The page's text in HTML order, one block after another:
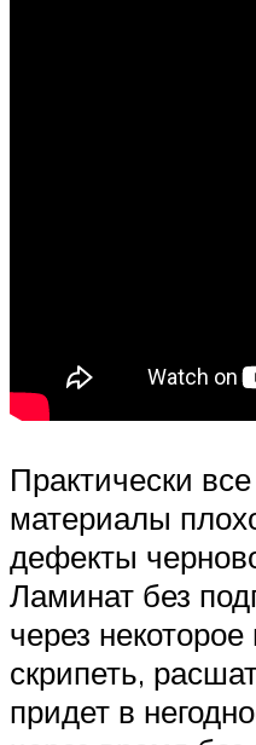
Практически
материалы
дефекты
Ламинат без
через
скрипеть,
придет в